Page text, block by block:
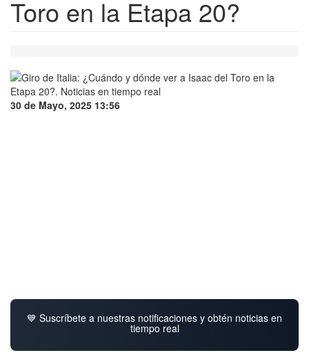
Toro en la Etapa 20?
30 de Mayo, 2025 13:56
💙 Suscríbete a nuestras notificaciones y obtén noticias en
tiempo real